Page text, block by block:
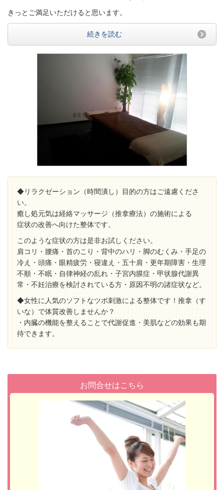
きっとご満足いただけると思います。
続きを読む
◆リラクゼーション（時間潰し）目的の方はご遠慮くださ
い。
癒し処元気は経絡マッサージ（推拿療法）の施術による
症状の改善へ向けた整体です。
このような症状の方は是非お試しください。
肩コリ・腰痛・首のこり・背中のハリ・脚のむくみ・手足の
冷え・頭痛・眼精疲労・寝違え・五十肩・更年期障害・生理
不順・不眠・自律神経の乱れ・子宮内膜症・甲状腺代謝異
常・不妊治療を検討されている方・原因不明の諸症状など。
◆女性に人気のソフトなツボ刺激による整体です！推拿（す
いな）で体質改善しませんか？
・内臓の機能を整えることで代謝促進・美肌などの効果も期
待できます。
お問合せはこちら